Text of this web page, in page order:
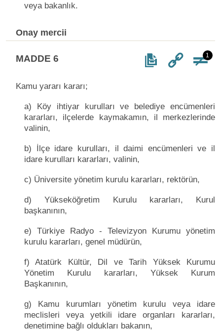
veya bakanlık.
Onay mercii
MADDE 6 1
Kamu yararı kararı;
a) Köy ihtiyar kurulları ve belediye encümenleri
kararları, ilçelerde kaymakamın, il merkezlerinde
valinin,
b) İlçe idare kurulları, il daimi encümenleri ve il
idare kurulları kararları, valinin,
c) Üniversite yönetim kurulu kararları, rektörün,
d) Yükseköğretim Kurulu kararları, Kurul
başkanının,
e) Türkiye Radyo - Televizyon Kurumu yönetim
kurulu kararları, genel müdürün,
f) Atatürk Kültür, Dil ve Tarih Yüksek Kurumu
Yönetim Kurulu kararları, Yüksek Kurum
Başkanının,
g) Kamu kurumları yönetim kurulu veya idare
meclisleri veya yetkili idare organları kararları,
denetimine bağlı oldukları bakanın,